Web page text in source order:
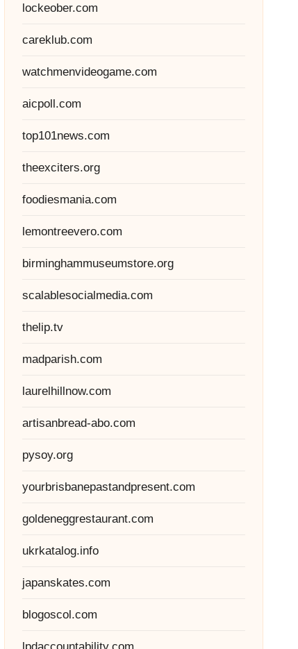
lockeober.com
careklub.com
watchmenvideogame.com
aicpoll.com
top101news.com
theexciters.org
foodiesmania.com
lemontreevero.com
birminghammuseumstore.org
scalablesocialmedia.com
thelip.tv
madparish.com
laurelhillnow.com
artisanbread-abo.com
pysoy.org
yourbrisbanepastandpresent.com
goldeneggrestaurant.com
ukrkatalog.info
japanskates.com
blogoscol.com